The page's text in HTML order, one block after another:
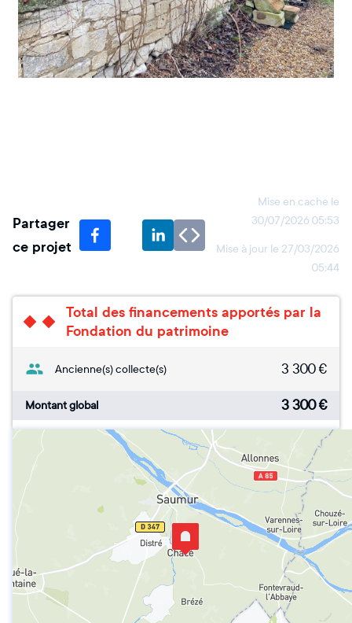
Partager
ce projet
Mise en cache le
30/07/2026 05:53
Mise à jour le 27/03/2026
05:44
Total des financements apportés par la
Fondation du patrimoine
Ancienne(s) collecte(s) 3 300€
Montant global 3 300€